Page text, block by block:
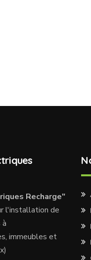
Recharge"
l'installation de
immeubles et